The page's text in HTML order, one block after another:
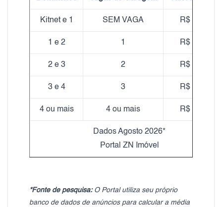
Kitnet e 1 SEM VAGA R$ 24,55
1 e 2 1 R$ 24,08
2 e 3 2 R$ 25,77
3 e 4 3 R$ 27,97
4 ou mais 4 ou mais R$ 23,08
Dados Agosto 2026*
Portal ZN Imóvel
*Fonte de pesquisa:O Portal utiliza seu próprio
banco de dados de anúncios para calcular a média